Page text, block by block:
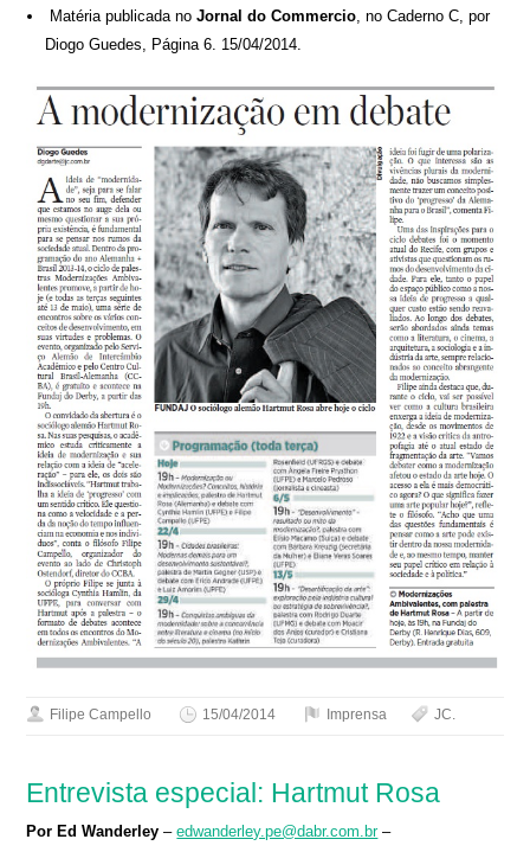
Matéria publicada noJornal do Commercio, no Caderno C, por
Diogo Guedes, Página 6. 15/04/2014.
Filipe Campello 15/04/2014 Imprensa JC.
Entrevista especial: Hartmut Rosa
Por Ed Wanderley –edwanderley.pe@dabr.com.br–